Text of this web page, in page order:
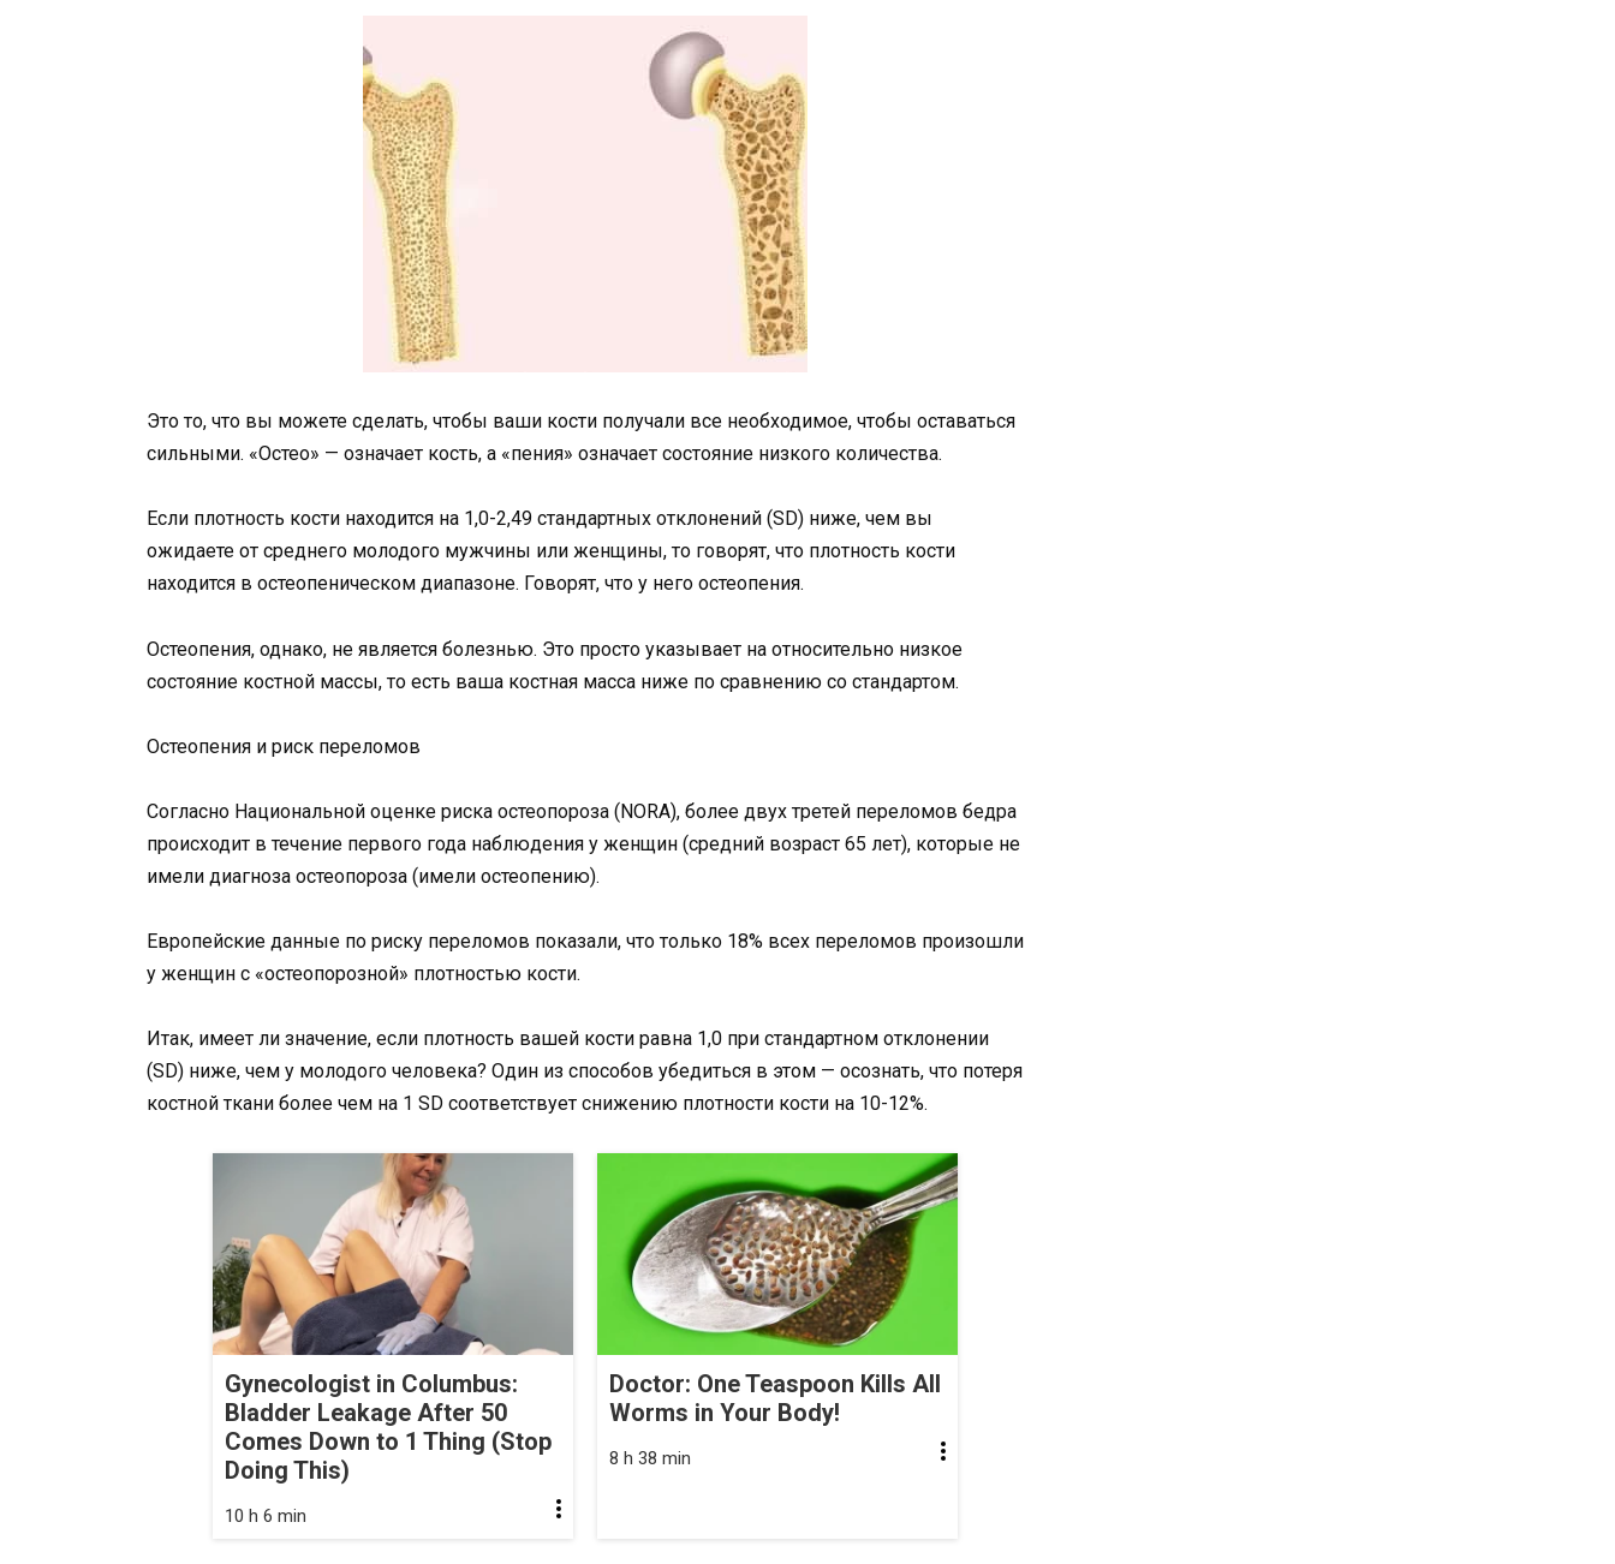
Это то, что вы можете сделать, чтобы ваши кости получали все необходимое, чтобы оставаться
сильными. «Остео» — означает кость, а «пения» означает состояние низкого количества.
Если плотность кости находится на 1,0-2,49 стандартных отклонений (SD) ниже, чем вы
ожидаете от среднего молодого мужчины или женщины, то говорят, что плотность кости
находится в остеопеническом диапазоне. Говорят, что у него остеопения.
Остеопения, однако, не является болезнью. Это просто указывает на относительно низкое
состояние костной массы, то есть ваша костная масса ниже по сравнению со стандартом.
Остеопения и риск переломов
Согласно Национальной оценке риска остеопороза (NORA), более двух третей переломов бедра
происходит в течение первого года наблюдения у женщин (средний возраст 65 лет), которые не
имели диагноза остеопороза (имели остеопению).
Европейские данные по риску переломов показали, что только 18% всех переломов произошли
у женщин с «остеопорозной» плотностью кости.
Итак, имеет ли значение, если плотность вашей кости равна 1,0 при стандартном отклонении
(SD) ниже, чем у молодого человека? Один из способов убедиться в этом — осознать, что потеря
костной ткани более чем на 1 SD соответствует снижению плотности кости на 10-12%.
Gynecologist in Columbus:
Bladder Leakage After 50
Comes Down to 1 Thing (Stop
Doing This)
10 h 6 min
Doctor: One Teaspoon Kills All
Worms in Your Body!
8 h 38 min